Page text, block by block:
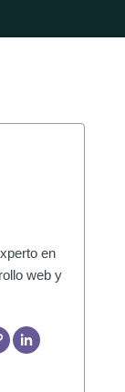
en
web y